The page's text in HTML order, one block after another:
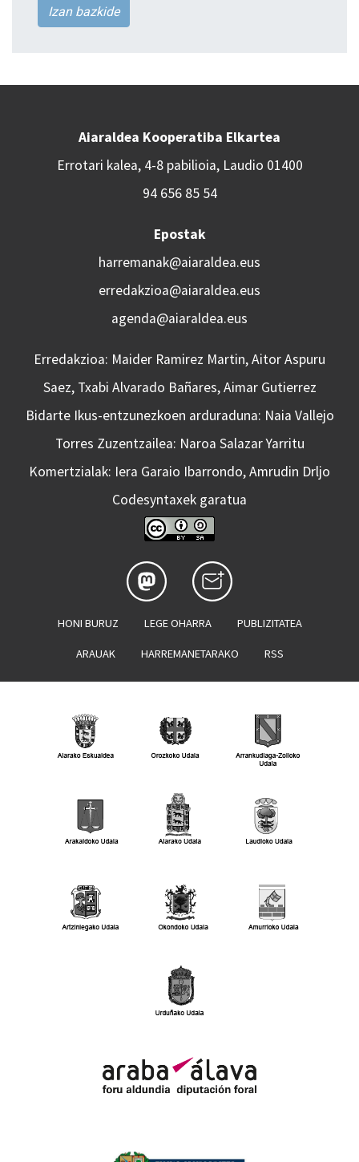
Izan bazkide
Aiaraldea Kooperatiba Elkartea
Errotari kalea, 4-8 pabilioia, Laudio 01400
94 656 85 54
Epostak
harremanak@aiaraldea.eus
erredakzioa@aiaraldea.eus
agenda@aiaraldea.eus
Erredakzioa: Maider Ramirez Martin, Aitor Aspuru
Saez, Txabi Alvarado Bañares, Aimar Gutierrez
Bidarte Ikus-entzunezkoen arduraduna: Naia Vallejo
Torres Zuzentzailea: Naroa Salazar Yarritu
Komertzialak: Iera Garaio Ibarrondo, Amrudin Drljo
Codesyntaxek garatua
HONI BURUZ LEGE OHARRA PUBLIZITATEA
ARAUAK HARREMANETARAKO RSS